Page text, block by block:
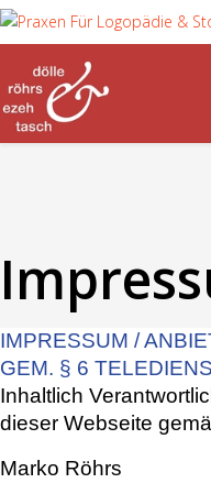
IMPRESSUM /
GEM. § 6
Inhaltlich
dieser Webseite
Marko Röhrs